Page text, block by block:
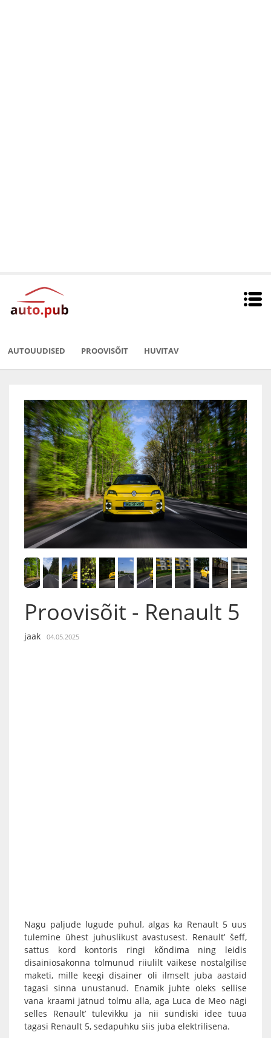
AUTOUUDISED PROOVISÕIT HUVITAV
Proovisõit - Renault 5
jaak 04.05.2025
Nagu paljude lugude puhul, algas ka Renault 5 uus
tulemine ühest juhuslikust avastusest. Renault’ šeff,
sattus kord kontoris ringi kõndima ning leidis
disainiosakonna tolmunud riiulilt väikese nostalgilise
maketi, mille keegi disainer oli ilmselt juba aastaid
tagasi sinna unustanud. Enamik juhte oleks sellise
vana kraami jätnud tolmu alla, aga Luca de Meo nägi
selles Renault’ tulevikku ja nii sündiski idee tuua
tagasi Renault 5, sedapuhku siis juba elektrilisena.